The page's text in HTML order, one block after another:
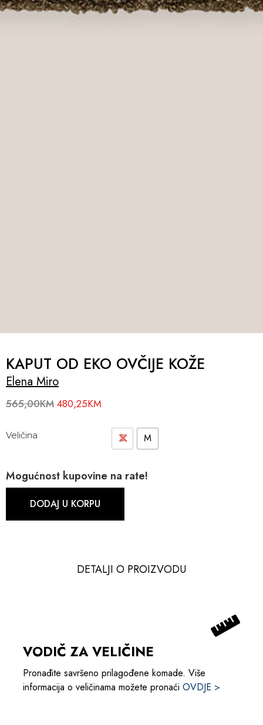
KAPUT OD EKO OVČIJE KOŽE
Elena Miro
565,00KM 480,25KM
Veličina S M
Mogućnost kupovine na rate!
DODAJ U KORPU
DETALJI O PROIZVODU​​
VODIČ ZA VELIČINE
Pronađite savršeno prilagođene komade. Više
informacija o veličinama možete pronaći OVDJE >